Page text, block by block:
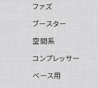
ファズ
ブースター
空間系
コンプレッサー
ベース用